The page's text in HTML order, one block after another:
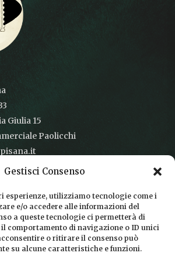
Gestisci Consenso
esperienze, utilizziamo tecnologie come i
e/o accedere alle informazioni del
a queste tecnologie ci permetterà di
comportamento di navigazione o ID unici
o ritirare il consenso può
su alcune caratteristiche e funzioni.
Giulia 15
Paolicchi
VENDITA
PRIVACY